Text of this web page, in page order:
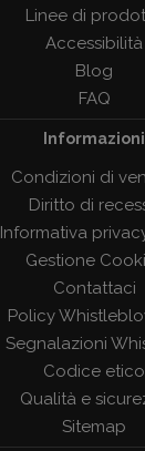
Linee di
Accessibilità
Blog
FAQ
Informazioni
Condizioni di
Diritto di
Informativa
Gestione
Contattaci
Policy
Segnalazioni
Codice etico
Qualità e
Sitemap